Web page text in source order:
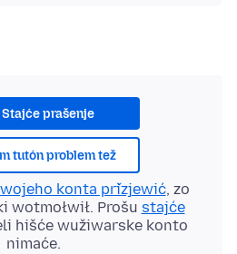
Stajće prašenje
tutón problem tež
konta přizjewić, zo
wotmołwił. Prošu stajće
hišće wužiwarske konto
nimaće.